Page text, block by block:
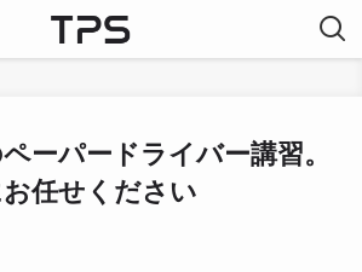
ーパードライバー講習。
任せください